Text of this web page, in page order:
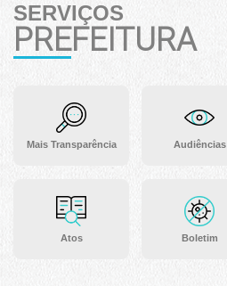
SERVIÇOS
PREFEITURA
Mais Transparência
Atos
Audiências
Boletim